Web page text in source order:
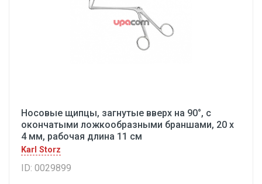
Носовые щипцы, загнутые вверх на 90°, с
окончатыми ложкообразными браншами, 20 х
4 мм, рабочая длина 11 см
Karl Storz
ID: 0029899